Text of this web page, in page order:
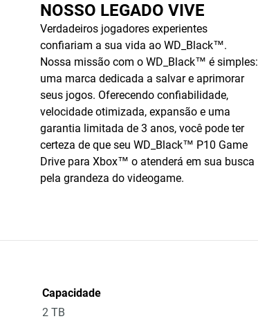
NOSSO LEGADO VIVE
Verdadeiros jogadores experientes
confiariam a sua vida ao WD_Black™.
Nossa missão com o WD_Black™ é simples:
uma marca dedicada a salvar e aprimorar
seus jogos. Oferecendo confiabilidade,
velocidade otimizada, expansão e uma
garantia limitada de 3 anos, você pode ter
certeza de que seu WD_Black™ P10 Game
Drive para Xbox™ o atenderá em sua busca
pela grandeza do videogame.
Capacidade
2 TB